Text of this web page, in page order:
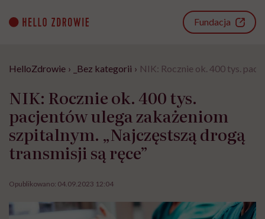
content
Fundacja
HelloZdrowie › _Bez kategorii › NIK: Rocznie ok. 400 tys.
NIK: Rocznie ok. 400 tys.
pacjentów ulega zakażeniom
szpitalnym. „Najczęstszą drogą
transmisji są ręce”
Opublikowano: 04.09.2023 12:04